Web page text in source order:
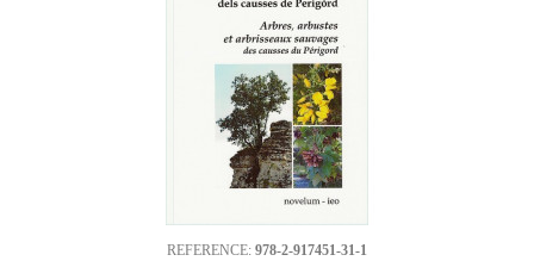
REFERENCE: 978-2-917451-31-1